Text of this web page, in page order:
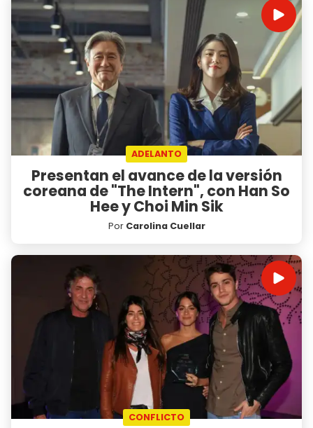
ADELANTO
Presentan el avance de la versión
coreana de "The Intern", con Han So
Hee y Choi Min Sik
Por Carolina Cuellar
CONFLICTO